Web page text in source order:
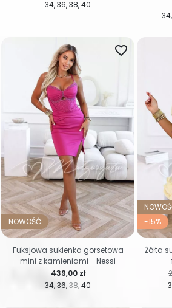
34 36 38 40
34
NOWOŚĆ
34 36 38 40
favorite_border
Cena
439,00 zł
Fuksjowa sukienka gorsetowa
mini z kamieniami - Nessi
-15%
Żółta